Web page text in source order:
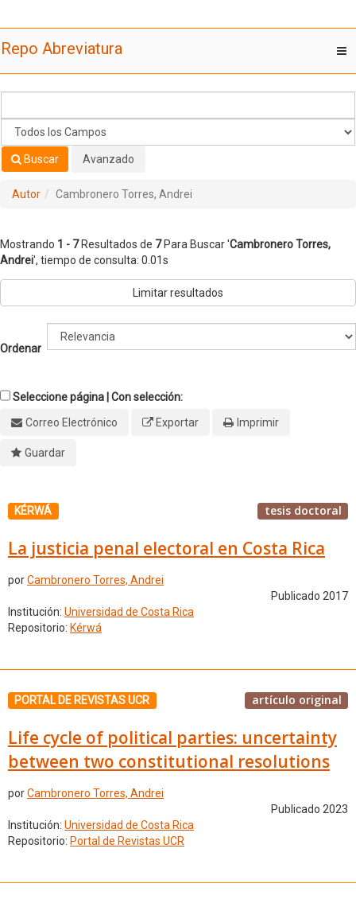
Andrei'
Repo Abreviatura
Buscar Avanzado
Autor Cambronero Torres, Andrei
Mostrando 1 - 7Resultados de 7Para Buscar 'Cambronero Torres,
Andrei', tiempo de consulta: 0.01s
Limitar resultados
Ordenar
Seleccione página | Con selección:
Correo Electrónico
Exportar Imprimir
Guardar
KÉRWÁ tesis doctoral
La justicia penal electoral en Costa Rica
porCambronero Torres, Andrei
Publicado 2017
Institución: Universidad de Costa Rica
Repositorio: Kérwá
PORTAL DE REVISTAS UCR artículo original
Life cycle of political parties: uncertainty
between two constitutional resolutions
porCambronero Torres, Andrei
Publicado 2023
Institución: Universidad de Costa Rica
Repositorio: Portal de Revistas UCR